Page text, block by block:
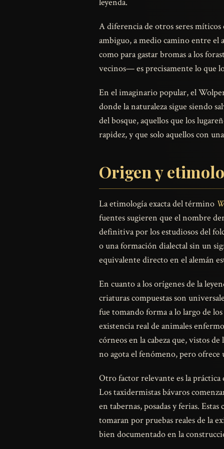
A diferencia de otros seres
ambiguo, a medio camino entre el
como para gastar bromas a los
vecinos— es precisamente lo que
En el imaginario popular, el
donde la naturaleza sigue siendo
del bosque, aquellos que los
rapidez, y que solo aquellos con
Origen y
La etimología exacta del término
fuentes sugieren que el nombre
definitiva por los estudiosos del
o una formación dialectal sin un
equivalente directo en el alemán
En cuanto a los orígenes de la
criaturas compuestas son
fue tomando forma a lo largo de
existencia real de animales
córneos en la cabeza que, vistos
no agota el fenómeno, pero
Otro factor relevante es la
Los taxidermistas bávaros
en tabernas, posadas y ferias.
tomaran por pruebas reales de la
bien documentado en la